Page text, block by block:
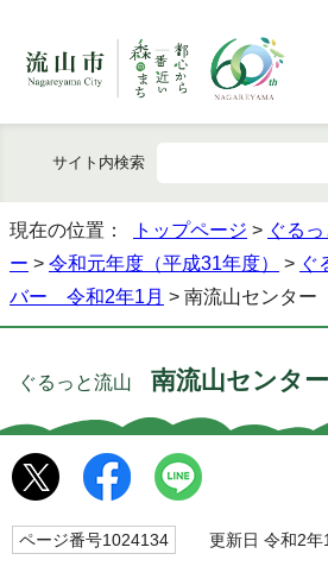
サイト内検索
現在の位置： トップページ > ぐる
ー > 令和元年度（平成31年度） > ぐ
バー 令和2年1月 > 南流山センタ
ぐるっと流山 南流山センタ
ページ番号1024134 更新日 令和2年